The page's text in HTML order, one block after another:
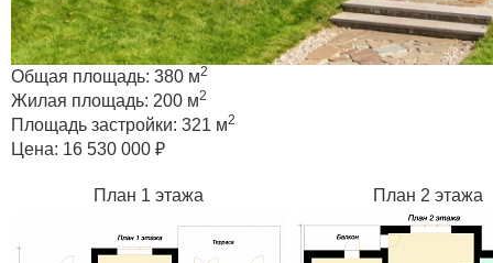
Общая площадь: 380 м2
Жилая площадь: 200 м2
Площадь застройки: 321 м2
Цена: 16 530 000 ₽
План 1 этажа План 2 этажа